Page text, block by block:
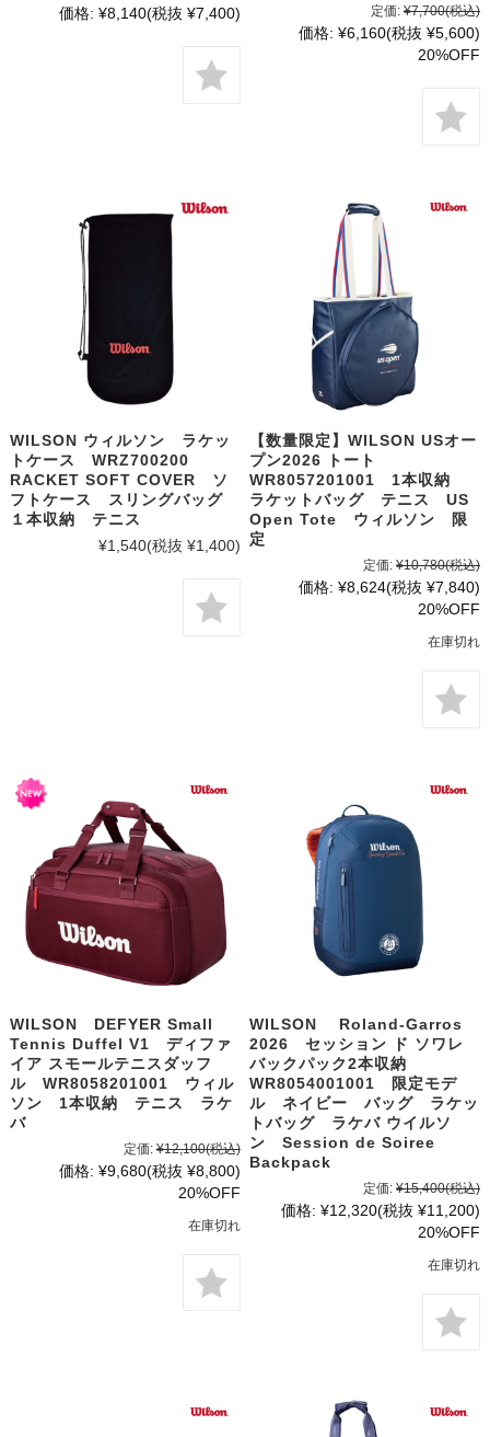
価格: ¥8,140(税抜 ¥7,400) 定価: ¥7,700(税込)
価格: ¥6,160(税抜 ¥5,600)
20%OFF
WILSON ウィルソン ラケッ
トケース WRZ700200
RACKET SOFT COVER ソ
フトケース スリングバッグ
１本収納 テニス
¥1,540(税抜 ¥1,400)
【数量限定】WILSON USオー
プン2026 トート
WR8057201001 1本収納
ラケットバッグ テニス US
Open Tote ウィルソン 限
定
定価: ¥10,780(税込)
価格: ¥8,624(税抜 ¥7,840)
20%OFF
在庫切れ
WILSON DEFYER Small
Tennis Duffel V1 ディファ
イア スモールテニスダッフ
ル WR8058201001 ウィル
ソン 1本収納 テニス ラケ
バ
定価: ¥12,100(税込)
価格: ¥9,680(税抜 ¥8,800)
20%OFF
在庫切れ
WILSON Roland-Garros
2026 セッション ド ソワレ
バックパック2本収納
WR8054001001 限定モデ
ル ネイビー バッグ ラケッ
トバッグ ラケバ ウイルソ
ン Session de Soiree
Backpack
定価: ¥15,400(税込)
価格: ¥12,320(税抜 ¥11,200)
20%OFF
在庫切れ